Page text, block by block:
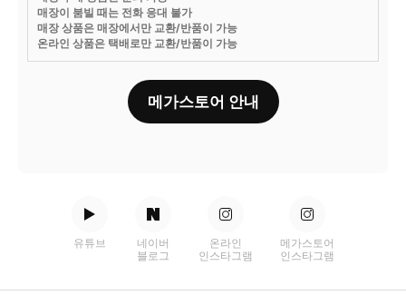
매장이 붐빌 때는 전화 응대 불가
매장 상품은 매장에서만 교환/반품이 가능
온라인 상품은 택배로만 교환/반품이 가능
메가스토어 안내
유튜브
네이버
블로그
온라인
인스타그램
메가스토어
인스타그램